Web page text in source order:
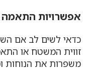
אפשרויות התאמה
כדאי לשים לב אם
משפרות את הנוחות